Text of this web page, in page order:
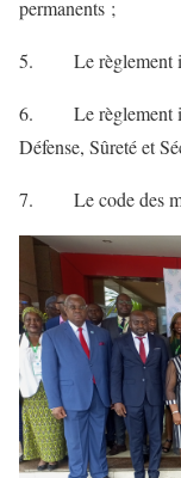
permanents ;
5. Le règlement
6. Le règlement
Défense, Sûreté et
7. Le code des